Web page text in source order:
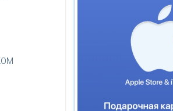
«СМП БАНК»
«ВНЕШПРОМБАНК»